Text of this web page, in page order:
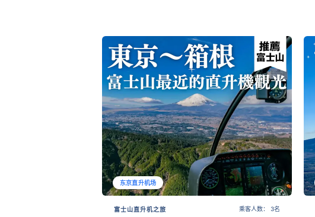
东京直升机场
乘客人数： 3名
富士山直升机之旅